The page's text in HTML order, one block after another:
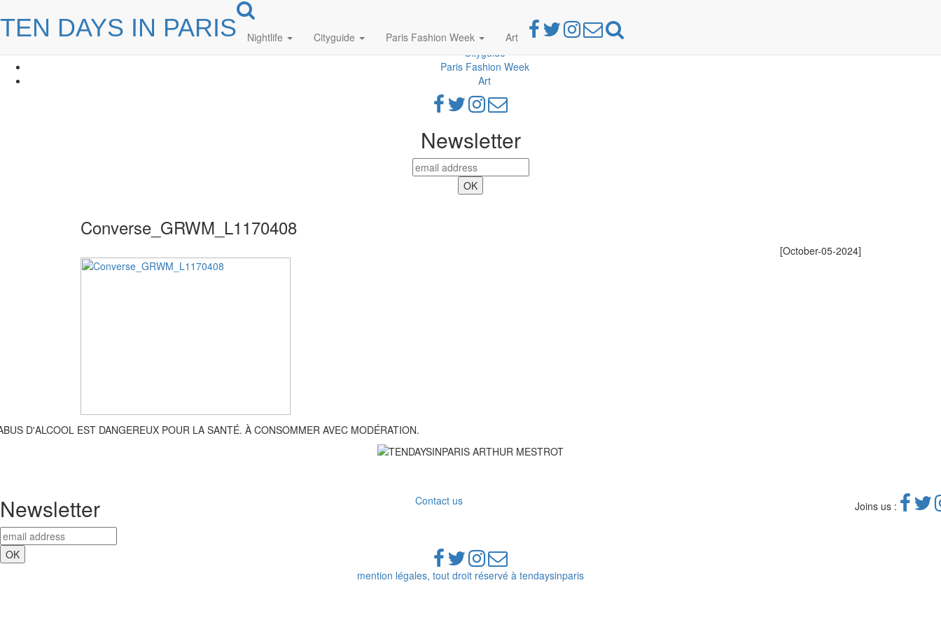
TEN DAYS IN PARIS Nightlife Cityguide Paris Fashion Week Art
Parties
Cityguide
Paris Fashion Week
Art
Newsletter
Converse_GRWM_L1170408
[October-05-2024]
D'ALCOOL EST DANGEREUX POUR LA SANTÉ. À CONSOMMER AVEC MODÉRATION.
Newsletter Contact us Joins us :
mention légales, tout droit réservé à tendaysinparis